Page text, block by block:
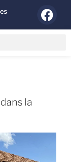
la